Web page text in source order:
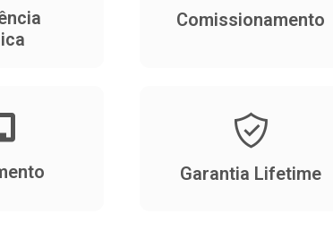
Comissionamento
Garantia Lifetime